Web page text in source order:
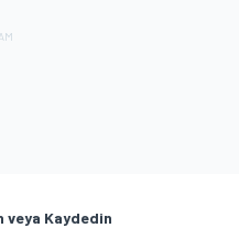
veya Kaydedin